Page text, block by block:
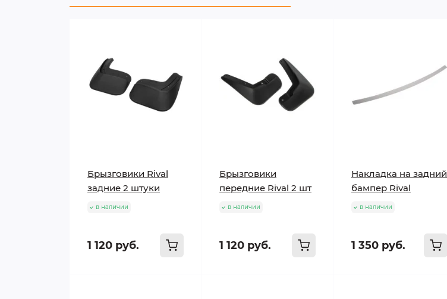
Брызговики Rival
задние 2 штуки
в наличии
1 120 руб.
Брызговики
передние Rival 2 шт
в наличии
1 120 руб.
Накладка на задний
бампер Rival
в наличии
1 350 руб.